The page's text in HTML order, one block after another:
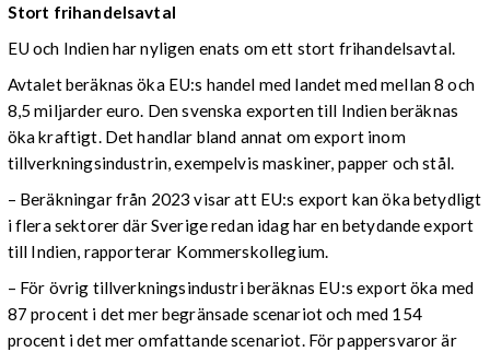
Stort frihandelsavtal
EU och Indien har nyligen enats om ett stort frihandelsavtal.
Avtalet beräknas öka EU:s handel med landet med mellan 8 och
8,5 miljarder euro. Den svenska exporten till Indien beräknas
öka kraftigt. Det handlar bland annat om export inom
tillverkningsindustrin, exempelvis maskiner, papper och stål.
– Beräkningar från 2023 visar att EU:s export kan öka betydligt
i flera sektorer där Sverige redan idag har en betydande export
till Indien, rapporterar Kommerskollegium.
– För övrig tillverkningsindustri beräknas EU:s export öka med
87 procent i det mer begränsade scenariot och med 154
procent i det mer omfattande scenariot. För pappersvaror är